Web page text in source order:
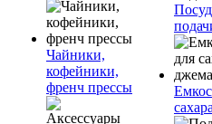
Чайники,
кофейники,
френч прессы